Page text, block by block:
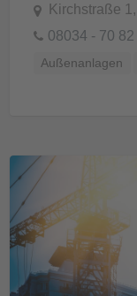
Kirchstraße
08034 - 70 82
Außenanlagen